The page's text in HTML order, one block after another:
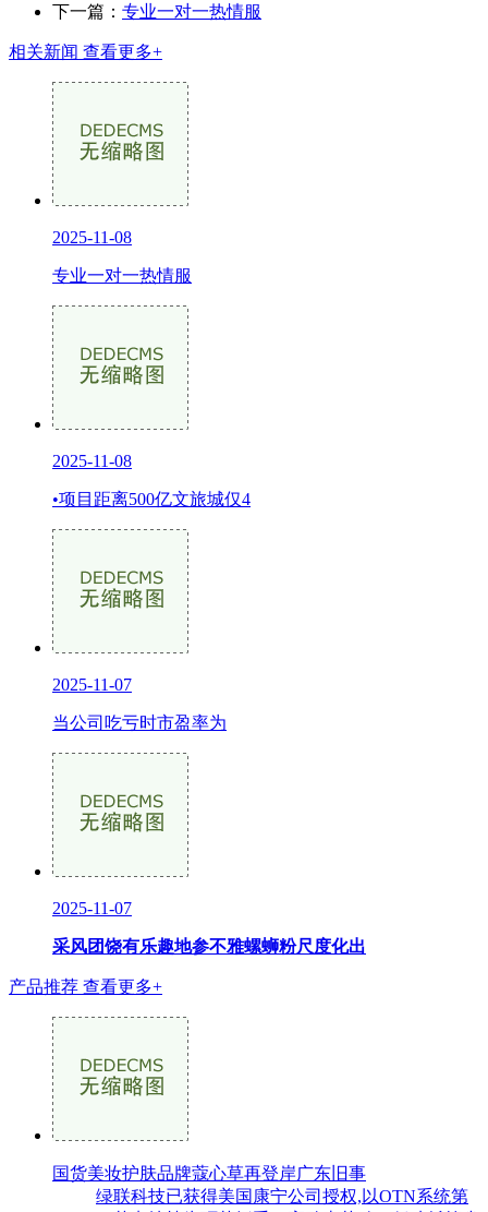
下一篇： 专业一对一热情服
相关新闻 查看更多+
2025-11-08
专业一对一热情服
2025-11-08
•项目距离500亿文旅城仅4
2025-11-07
当公司吃亏时市盈率为
2025-11-07
采风团饶有乐趣地参不雅螺蛳粉尺度化出
产品推荐 查看更多+
国货美妆护肤品牌蔻心草再登岸广东旧事
绿联科技已获得美国康宁公司授权,以OTN系统第